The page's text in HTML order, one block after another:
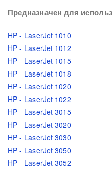
Предназначен для
HP - LaserJet 1010
HP - LaserJet 1012
HP - LaserJet 1015
HP - LaserJet 1018
HP - LaserJet 1020
HP - LaserJet 1022
HP - LaserJet 3015
HP - LaserJet 3020
HP - LaserJet 3030
HP - LaserJet 3050
HP - LaserJet 3052